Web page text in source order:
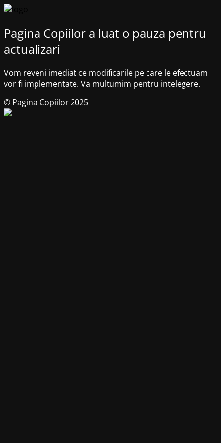
Pagina Copiilor a luat o pauza pentru
actualizari
Vom reveni imediat ce modificarile pe care le efectuam
vor fi implementate. Va multumim pentru intelegere.
© Pagina Copiilor 2025